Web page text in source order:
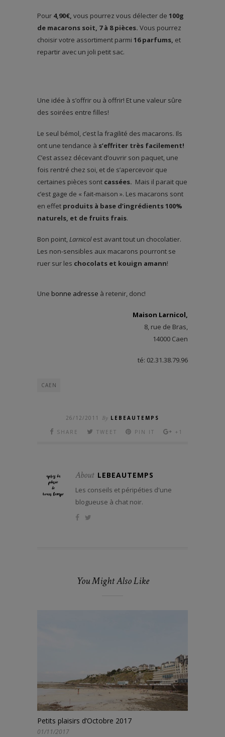
Pour 4,90€, vous pourrez vous délecter de 100g
de macarons soit, 7 à 8 pièces. Vous pourrez
choisir votre assortiment parmi 16 parfums, et
repartir avec un joli petit sac.
Une idée à s’offrir ou à offrir! Et une valeur sûre
des soirées entre filles!
Le seul bémol, c’est la fragilité des macarons. Ils
ont une tendance à s’effriter très facilement!
C’est assez décevant d’ouvrir son paquet, une
fois rentré chez soi, et de s’apercevoir que
certaines pièces sont cassées. Mais il parait que
c’est gage de « fait-maison ». Les macarons sont
en effet produits à base d’ingrédients 100%
naturels, et de fruits frais.
Bon point,Larnicolest avant tout un chocolatier.
Les non-sensibles aux macarons pourront se
ruer sur les chocolats et kouign amann!
Une bonne adresse à retenir, donc!
Maison Larnicol,
8, rue de Bras,
14000 Caen
té: 02.31.38.79.96
CAEN
26/12/2011 By LEBEAUTEMPS
SHARE
TWEET PIN IT +1
About LEBEAUTEMPS
Les conseils et péripéties d'une
blogueuse à chat noir.
You Might Also Like
Petits plaisirs d’Octobre 2017
01/11/2017